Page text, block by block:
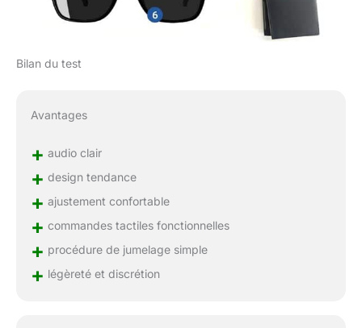
Bilan du test
Avantages
+ audio clair
+ design tendance
+ ajustement confortable
+ commandes tactiles fonctionnelles
+ procédure de jumelage simple
+ légèreté et discrétion